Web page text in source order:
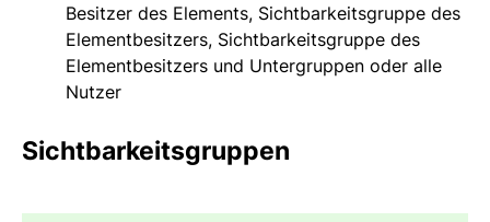
Besitzer des Elements, Sichtbarkeitsgruppe des
Elementbesitzers, Sichtbarkeitsgruppe des
Elementbesitzers und Untergruppen oder alle
Nutzer
Sichtbarkeitsgruppen